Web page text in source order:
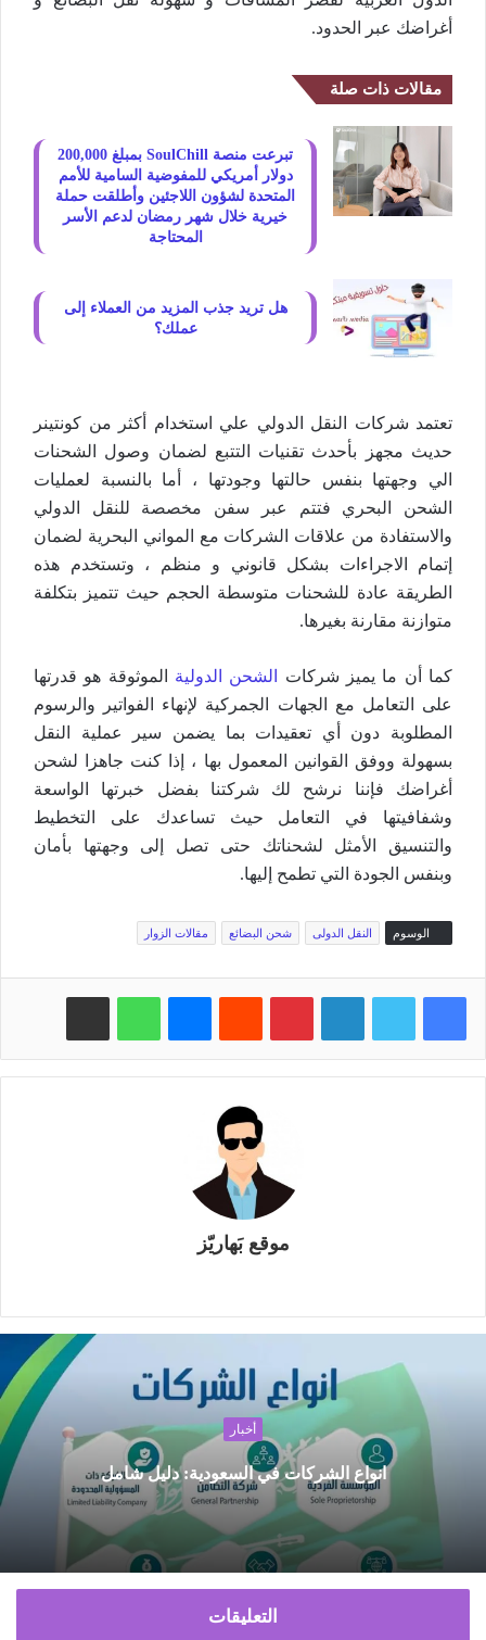
أغراضك عبر الحدود.
مقالات ذات صلة
تبرعت منصة SoulChill بمبلغ 200,000
دولار أمريكي للمفوضية السامية للأمم
المتحدة لشؤون اللاجئين وأطلقت حملة
خيرية خلال شهر رمضان لدعم الأسر
المحتاجة
هل تريد جذب المزيد من العملاء إلى
عملك؟
تعتمد شركات النقل الدولي علي استخدام أكثر من كونتينر
حديث مجهز بأحدث تقنيات التتبع لضمان وصول الشحنات
الي وجهتها بنفس حالتها وجودتها ، أما بالنسبة لعمليات
الشحن البحري فتتم عبر سفن مخصصة للنقل الدولي
والاستفادة من علاقات الشركات مع المواني البحرية لضمان
إتمام الاجراءات بشكل قانوني و منظم ، وتستخدم هذه
الطريقة عادة للشحنات متوسطة الحجم حيث تتميز بتكلفة
متوازنة مقارنة بغيرها.
كما أن ما يميز شركات الشحن الدولية الموثوقة هو قدرتها
على التعامل مع الجهات الجمركية لإنهاء الفواتير والرسوم
المطلوبة دون أي تعقيدات بما يضمن سير عملية النقل
بسهولة ووفق القوانين المعمول بها ، إذا كنت جاهزا لشحن
أغراضك فإننا نرشح لك شركتنا بفضل خبرتها الواسعة
وشفافيتها في التعامل حيث تساعدك على التخطيط
والتنسيق الأمثل لشحناتك حتى تصل إلى وجهتها بأمان
وبنفس الجودة التي تطمح إليها.
الوسوم النقل الدولى شحن البضائع مقالات الزوار
فيسبوك لينكدإن بينتيريست واتساب
موقع بَهاريّز
ق
ا
و
ب
أخبار
انواع الشركات في السعودية: دليل شامل
التعليقات